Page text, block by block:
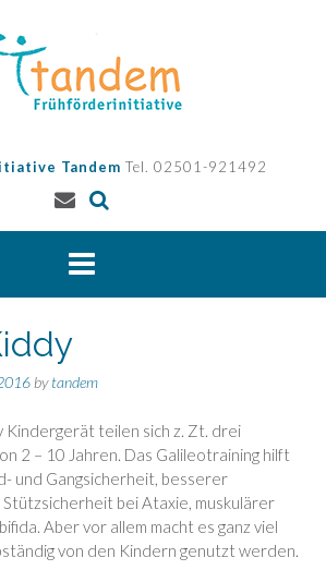
Tandem Tel. 02501-921492
bytandem
Kindergerät teilen sich z. Zt. drei
2 – 10 Jahren. Das Galileotraining hilft
und Gangsicherheit, besserer
bei Ataxie, muskulärer
Aber vor allem macht es ganz viel
von den Kindern genutzt werden.